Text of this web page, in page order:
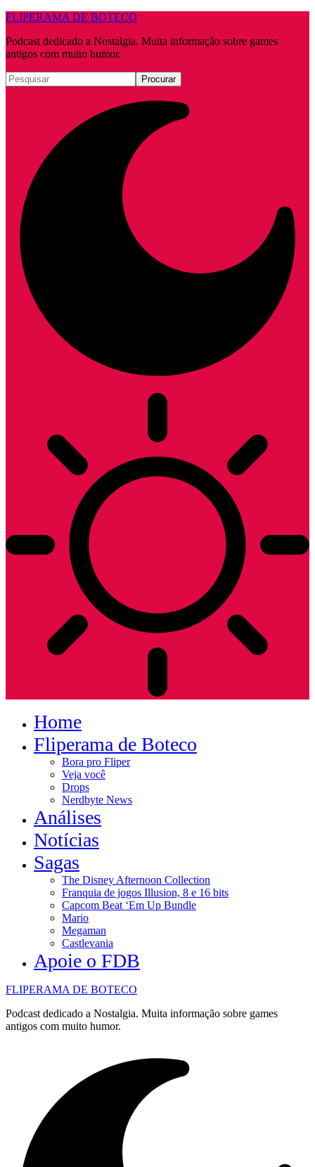
FLIPERAMA DE BOTECO
Podcast dedicado a Nostalgia. Muita informação sobre games
antigos com muito humor.
Home
Fliperama de Boteco
Bora pro Fliper
Veja você
Drops
Nerdbyte News
Análises
Notícias
Sagas
The Disney Afternoon Collection
Franquia de jogos Illusion, 8 e 16 bits
Capcom Beat ‘Em Up Bundle
Mario
Megaman
Castlevania
Apoie o FDB
FLIPERAMA DE BOTECO
Podcast dedicado a Nostalgia. Muita informação sobre games
antigos com muito humor.